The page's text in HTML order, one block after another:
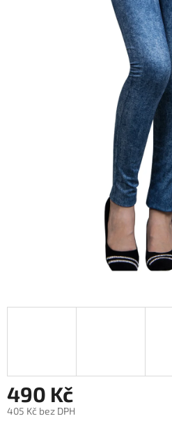
490 Kč
405 Kč bez DPH